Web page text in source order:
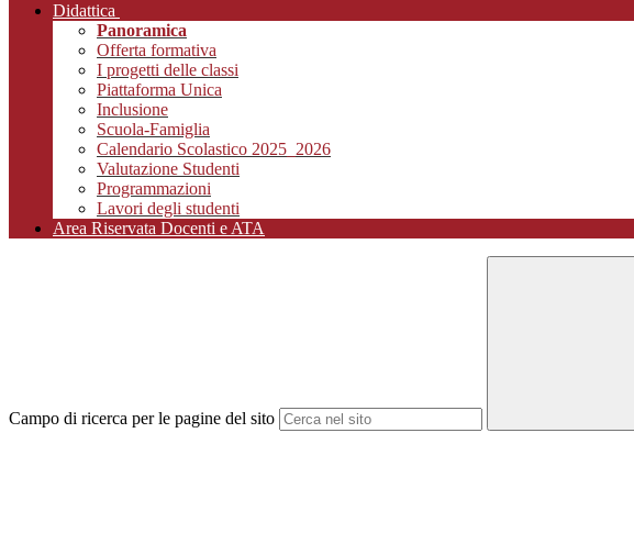
Didattica
Panoramica
Offerta formativa
I progetti delle classi
Piattaforma Unica
Inclusione
Scuola-Famiglia
Calendario Scolastico 2025_2026
Valutazione Studenti
Programmazioni
Lavori degli studenti
Area Riservata Docenti e ATA
Campo di ricerca per le pagine del sito